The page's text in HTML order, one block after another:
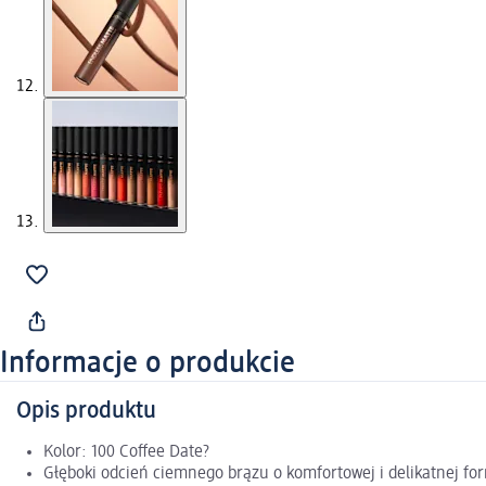
Informacje o produkcie
Opis produktu
Kolor: 100 Coffee Date?
Głęboki odcień ciemnego brązu o komfortowej i delikatnej